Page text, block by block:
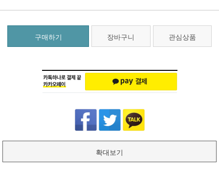
구매하기 장바구니 관심상품
확대보기